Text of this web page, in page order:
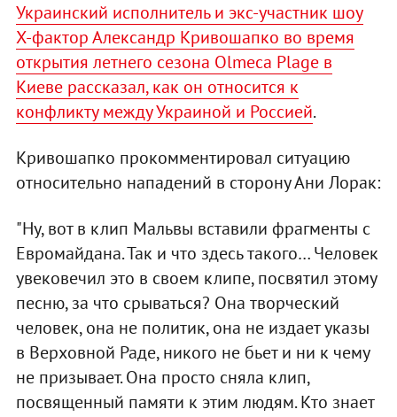
Украинский исполнитель и экс-участник шоу
Х-фактор Александр Кривошапко во время
открытия летнего сезона Olmeca Plage в
Киеве рассказал, как он относится к
конфликту между Украиной и Россией.
Кривошапко прокомментировал ситуацию
относительно нападений в сторону Ани Лорак:
"Ну, вот в клип Мальвы вставили фрагменты с
Евромайдана. Так и что здесь такого… Человек
увековечил это в своем клипе, посвятил этому
песню, за что срываться? Она творческий
человек, она не политик, она не издает указы
в Верховной Раде, никого не бьет и ни к чему
не призывает. Она просто сняла клип,
посвященный памяти к этим людям. Кто знает